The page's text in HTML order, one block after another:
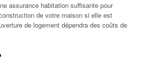
assurance habitation suffisante pour
de votre maison si elle est
de logement dépendra des coûts de